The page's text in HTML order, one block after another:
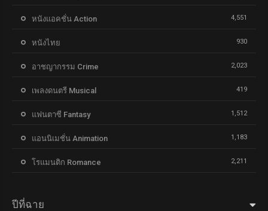
หนังแอคชั่น Action 4,551
หนังไทย 930
อาชญากรรม Crime 2,023
เพลงดนตรี Musical 419
แฟนตาซี Fantasy 1,512
แอนนิเมชั่น Animation 1,183
โรแมนติก Romance 2,211
ปีที่ฉาย